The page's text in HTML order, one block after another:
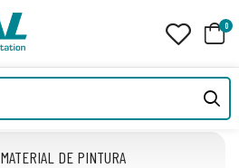
0
MATERIAL DE PINTURA